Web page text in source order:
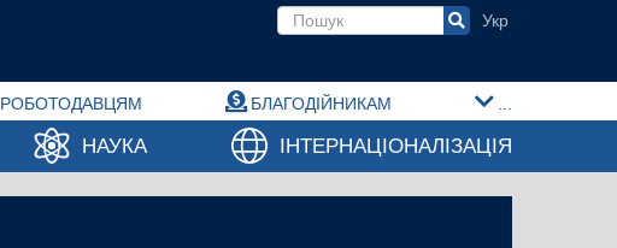
Пошукова форма
РОБОТОДАВЦЯМ БЛАГОДІЙНИКАМ
НАУКА ІНТЕРНАЦІОНАЛІЗАЦІЯ